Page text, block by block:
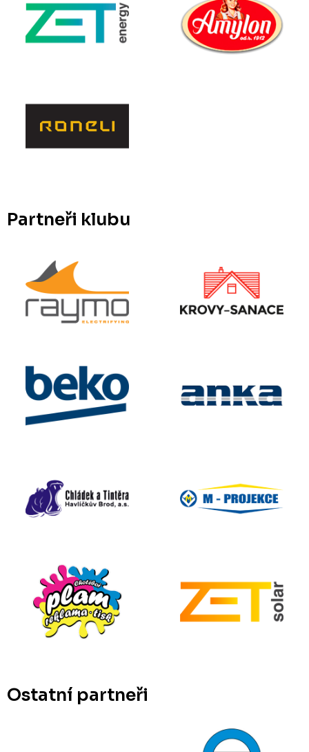
Partneři klubu
Ostatní partneři